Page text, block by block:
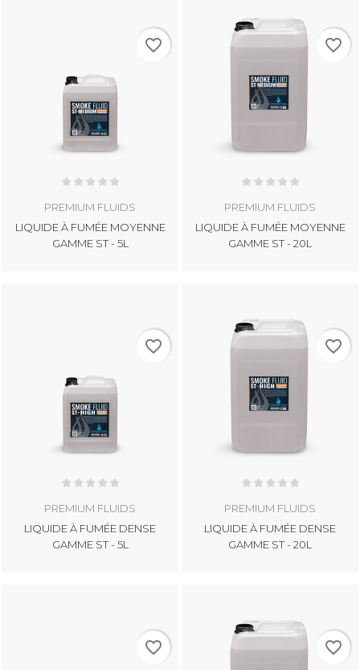
PREMIUM FLUIDS
LIQUIDE À FUMÉE MOYENNE
GAMME ST - 5L
favorite_border
PREMIUM FLUIDS
LIQUIDE À FUMÉE MOYENNE
GAMME ST - 20L
favorite_border
PREMIUM FLUIDS
LIQUIDE À FUMÉE DENSE
GAMME ST - 5L
favorite_border
PREMIUM FLUIDS
LIQUIDE À FUMÉE DENSE
GAMME ST - 20L
favorite_border
favorite_border favorite_border